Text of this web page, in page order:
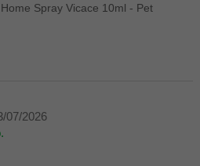
Spray Vicace 10ml - Pet
07/2026